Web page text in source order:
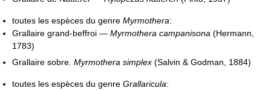
toutes les espèces du genre Myrmothera:
Grallaire grand-beffroi — Myrmothera campanisona (Hermann,
1783)
Grallaire sobre. Myrmothera simplex (Salvin & Godman, 1884)
toutes les espèces du genre Grallaricula: